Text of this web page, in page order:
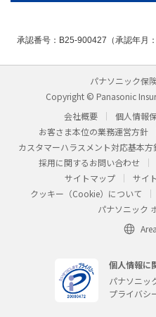
承認番号：B25-900427（承認年月
パナソニック保
Copyright © Panasonic
会社概要
個人情報
お客さま本位の業務運営方針
カスタマーハラスメント対応基本方
採用に関するお問い合わせ
サイトマップ
サイ
クッキー（Cookie）について
パナソニック
個人情報に
パナソニッ
プライバシ